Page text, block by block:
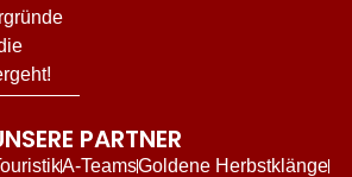
PARTNER
A-TeamsGoldene Herbstklänge